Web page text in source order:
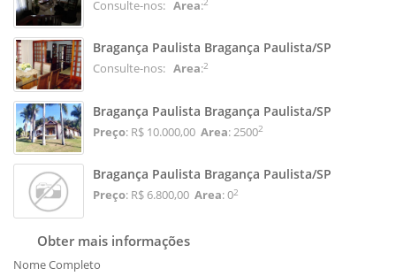
Consulte-nos: Area:2
Bragança Paulista Bragança Paulista/SP
Consulte-nos: Area:2
Bragança Paulista Bragança Paulista/SP
Preço: R$ 10.000,00 Area: 25002
Bragança Paulista Bragança Paulista/SP
Preço: R$ 6.800,00 Area: 02
Obter mais informações
Nome Completo